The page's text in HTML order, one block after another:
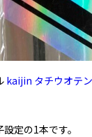
kaijin タチウオテ
定の1本です。